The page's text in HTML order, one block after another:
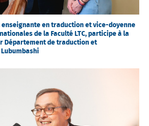
enseignante en traduction et vice-doyenne
de la Faculté LTC, participe à la
Département de traduction et